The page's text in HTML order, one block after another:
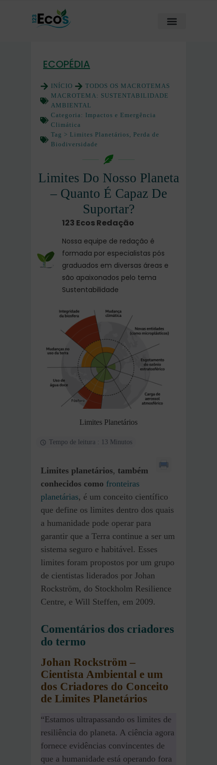
ECOPÉDIA
INÍCIO
TODOS OS MACROTEMAS
MACROTEMA: SUSTENTABILIDADE
AMBIENTAL
Categoria: Impactos e Emergência
Climática
Tag > Limites Planetários, Perda de
Biodiversidade
Limites Do Nosso Planeta
– Quanto É Capaz De
Suportar?
123 Ecos Redação
Nossa equipe de redação é
formada por especialistas pós
graduados em diversas áreas e
são apaixonados pelo tema
Sustentabilidade
Limites Planetários
Tempo de leitura : 13 Minutos
Limites planetários, também
conhecidos como fronteiras
planetárias, é um conceito científico
que define os limites dentro dos quais
a humanidade pode operar para
garantir que a Terra continue a ser um
sistema seguro e habitável. Esses
limites foram propostos por um grupo
de cientistas liderados por Johan
Rockström, do Stockholm Resilience
Centre, e Will Steffen, em 2009.
Comentários dos criadores
do termo
Johan Rockström –
Cientista Ambiental e um
dos Criadores do Conceito
de Limites Planetários
“Estamos ultrapassando os limites de
resiliência do planeta. A ciência agora
fornece evidências convincentes de
que a humanidade está operando fora